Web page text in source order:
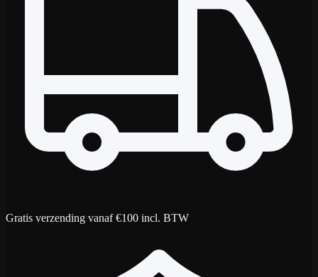
Gratis verzending vanaf €100 incl. BTW